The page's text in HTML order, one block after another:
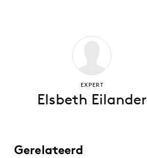
EXPERT
Elsbeth Eilander
Gerelateerd